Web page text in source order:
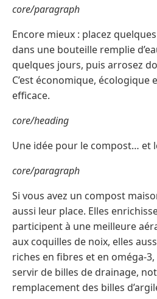
core/paragraph
Encore mieux : placez
dans une bouteille remplie
quelques jours, puis arrosez
C’est économique,
efficace.
core/heading
Une idée pour le compost… et
core/paragraph
Si vous avez un compost
aussi leur place. Elles
participent à une meilleure
aux coquilles de noix, elles
riches en fibres et en oméga-
servir de billes de drainage,
remplacement des billes